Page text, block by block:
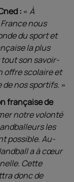
:
À
nous
du sport et
la plus
son savoir-
offre scolaire et
nos sportifs.
française de
notre volonté
les
possible. Au-
a à cœur
Cette
donc de